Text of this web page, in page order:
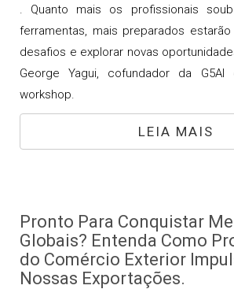
. Quanto mais os profissionais
ferramentas, mais preparados
desafios e explorar novas
George Yagui, cofundador da
workshop.
LEIA MAIS
Pronto Para Conquistar
Globais? Entenda Como
do Comércio Exterior
Nossas Exportações.